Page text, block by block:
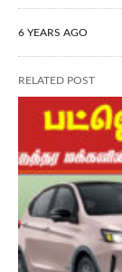
6 YEARS AGO
RELATED POST